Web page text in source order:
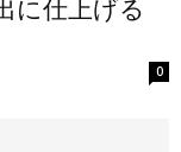
に仕上げる
0